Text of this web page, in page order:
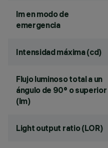
lm en modo de
emergencia
Intensidad máxima (cd)
Flujo luminoso total a un
ángulo de 90° o superior
(lm)
Light output ratio (LOR)